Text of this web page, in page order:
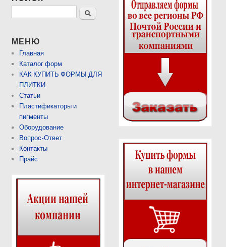
Поиск
МЕНЮ
Главная
Каталог форм
КАК КУПИТЬ ФОРМЫ ДЛЯ
ПЛИТКИ
Статьи
Пластификаторы и
пигменты
Оборудование
Вопрос-Ответ
Контакты
Прайс